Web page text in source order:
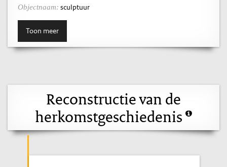
Objectnaam: sculptuur
Toon meer
Reconstructie van de
herkomstgeschiedenis